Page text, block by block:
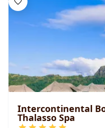
Intercontinental
Thalasso Spa